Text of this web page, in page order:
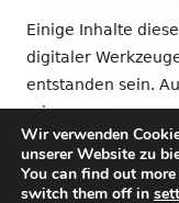
Einige Inhalte
digitaler
entstanden sein.
mir.
•VerwendetTiny
Wir verwenden
unserer Website zu
You can find out
switch them off in